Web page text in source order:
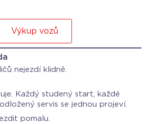
Výkup vozů
nejezdí klidně.
Každý studený start, každé
servis se jednou projeví.
pomalu.